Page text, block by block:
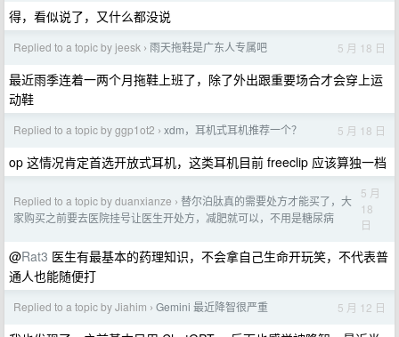
得，看似说了，又什么都没说
Replied to a topic by jeesk › 雨天拖鞋是广东人专属吧 5 月 18 日
最近雨季连着一两个月拖鞋上班了，除了外出跟重要场合才会穿上运
动鞋
Replied to a topic by ggp1ot2 › xdm，耳机式耳机推荐一个？ 5 月 18 日
op 这情况肯定首选开放式耳机，这类耳机目前 freeclip 应该算独一档
Replied to a topic by duanxianze › 替尔泊肽真的需要处方才能买了，大
家购买之前要去医院挂号让医生开处方，减肥就可以，不用是糖尿病
5 月
18
日
@Rat3 医生有最基本的药理知识，不会拿自己生命开玩笑，不代表普
通人也能随便打
Replied to a topic by Jiahim › Gemini 最近降智很严重 5 月 12 日